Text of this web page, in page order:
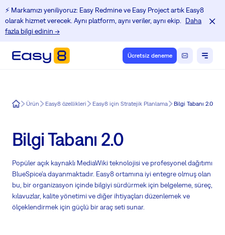
⚡️ Markamızı yeniliyoruz: Easy Redmine ve Easy Project artık Easy8
olarak hizmet verecek. Aynı platform, aynı veriler, aynı ekip.
Daha
fazla bilgi edinin →
Ücretsiz deneme
Easy8Ürün Easy8 özellikleri Easy8 için Stratejik Planlama Bilgi Tabanı 2.0
Bilgi Tabanı 2.0
Popüler açık kaynaklı MediaWiki teknolojisi ve profesyonel dağıtımı
BlueSpice'a dayanmaktadır. Easy8 ortamına iyi entegre olmuş olan
bu, bir organizasyon içinde bilgiyi sürdürmek için belgeleme, süreç,
kılavuzlar, kalite yönetimi ve diğer ihtiyaçları düzenlemek ve
ölçeklendirmek için güçlü bir araç seti sunar.